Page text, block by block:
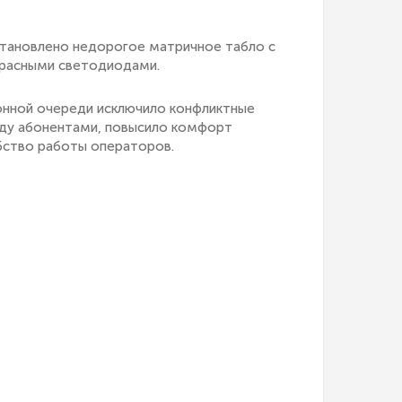
недорогое матричное табло с
светодиодами.
очереди исключило конфликтные
абонентами, повысило комфорт
работы операторов.